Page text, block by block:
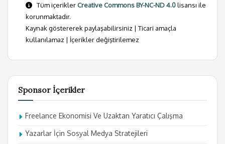
Tüm içeriklerCreative Commons BY-NC-ND 4.0lisansı ile
korunmaktadır.
Kaynak göstererek paylaşabilirsiniz | Ticari amaçla
kullanılamaz | İçerikler değiştirilemez
Sponsor İçerikler
Freelance Ekonomisi Ve Uzaktan Yaratıcı Çalışma
Yazarlar İçin Sosyal Medya Stratejileri